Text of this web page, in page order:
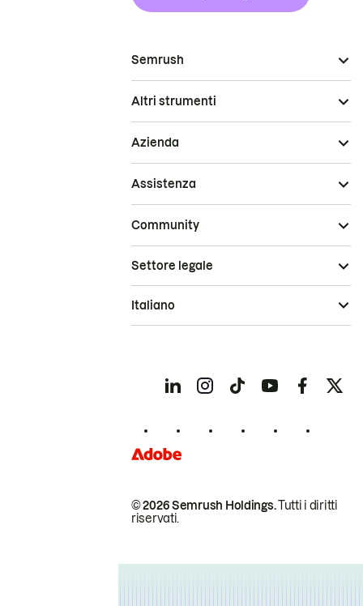
Semrush
Altri strumenti
Azienda
Assistenza
Community
© 2026 Semrush Holdings.Tutti i diritti
riservati.
Settore legale
Italiano